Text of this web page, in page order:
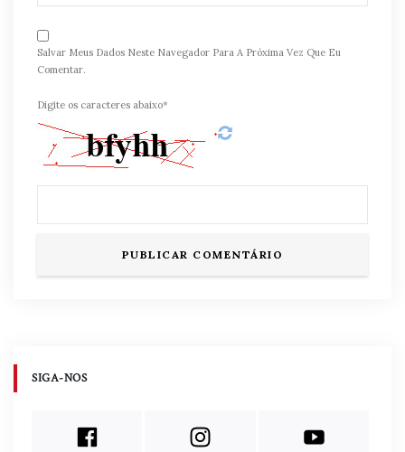
Salvar Meus Dados Neste Navegador Para A Próxima Vez Que Eu
Comentar.
Digite os caracteres abaixo*
SIGA-NOS